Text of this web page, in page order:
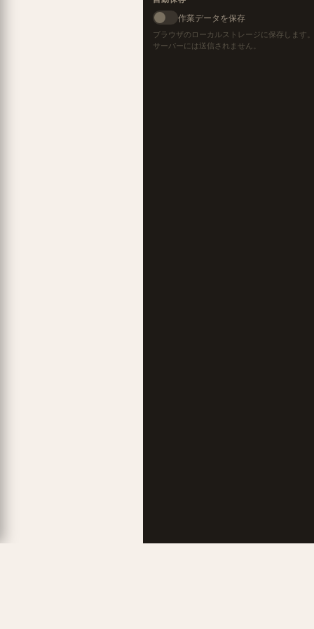
作業データを保存
ブラウザのローカルストレージに保存します。
サーバーには送信されません。